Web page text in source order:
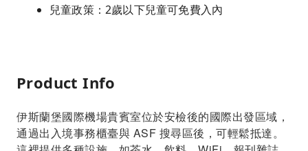
兒童政策：2歲以下兒童可免費入內
Product Info
伊斯蘭堡國際機場貴賓室位於安檢後的國際出發區域，
通過出入境事務櫃臺與 ASF 搜尋區後，可輕鬆抵達。